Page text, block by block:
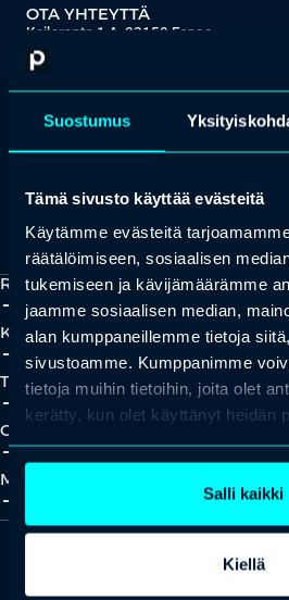
Suostumus
Tämä sivusto käyttää evästeitä
Käytämme evästeitä
räätälöimiseen, sosiaalisen
tukemiseen ja kävijämäärämme
jaamme sosiaalisen median,
alan kumppaneillemme tietoja
sivustoamme. Kumppanimme
tietoja muihin tietoihin, joita olet
kerätty, kun olet käyttänyt heidän
Salli kaikki
Kiellä
OTA YHTEYTTÄ
Keilaranta 1 A, 02150 Espoo
+358 (0)20 780 6220
Ratkaisut
add_2 close
Koulutukset
add_2close
Tapahtumat
add_2 close
Oivallukset
add_2close
Meistä
add_2